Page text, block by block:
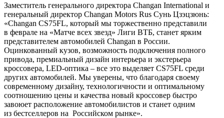
Заместитель генерального директора Changan International и
генеральный директор Changan Motors Rus Сунь Цзэцзюнь:
«Changan CS75FL, который мы торжественно представили
в феврале на «Матче всех звезд» Лиги ВТБ, станет ярким
представителем автомобилей Changan в России.
Оцинкованный кузов, возможность подключения полного
привода, премиальный дизайн интерьера и экстерьера
кроссовера, LED-оптика – все это выделяет CS75FL среди
других автомобилей. Мы уверены, что благодаря своему
современному дизайну, технологичности и оптимальному
соотношению цены и качества новый кроссовер быстро
завоюет расположение автомобилистов и станет одним
из бестселлеров на Российском рынке».